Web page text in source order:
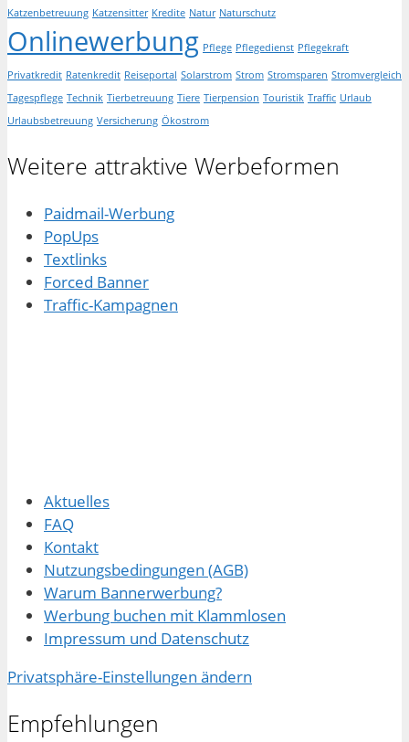
Katzenbetreuung Katzensitter Kredite Natur Naturschutz
Onlinewerbung Pflege Pflegedienst Pflegekraft
Privatkredit Ratenkredit Reiseportal Solarstrom Strom Stromsparen Stromvergleich
Tagespflege Technik Tierbetreuung Tiere Tierpension Touristik Traffic Urlaub
Urlaubsbetreuung Versicherung Ökostrom
Weitere attraktive Werbeformen
Paidmail-Werbung
PopUps
Textlinks
Forced Banner
Traffic-Kampagnen
Aktuelles
FAQ
Kontakt
Nutzungsbedingungen (AGB)
Warum Bannerwerbung?
Werbung buchen mit Klammlosen
Impressum und Datenschutz
Privatsphäre-Einstellungen ändern
Empfehlungen